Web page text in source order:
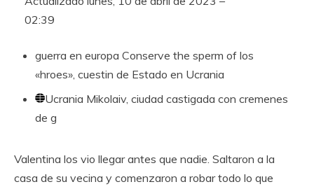
02:39
guerra en europa Conserve the sperm of los
«hroes», cuestin de Estado en Ucrania
Ucrania Mikolaiv, ciudad castigada con cremenes
de g
Valentina los vio llegar antes que nadie. Saltaron a la
casa de su vecina y comenzaron a robar todo lo que